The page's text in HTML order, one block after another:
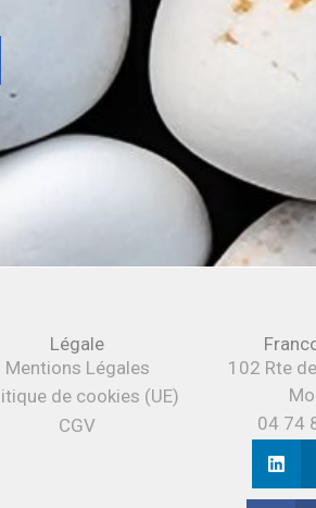
Légale
Mentions Légales
de cookies (UE)
CGV
102 Rte
04 74